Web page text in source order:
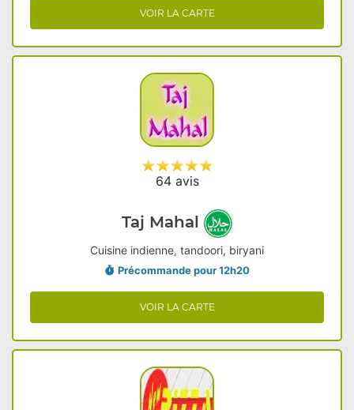
VOIR LA CARTE
64 avis
Taj Mahal
Cuisine indienne, tandoori, biryani
Précommande pour 12h20
VOIR LA CARTE